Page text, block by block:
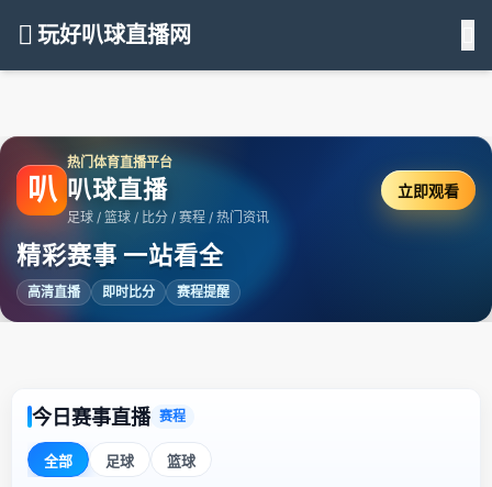
玩好叭球直播网
叭
热门体育直播平台
叭球直播
足球 / 篮球 / 比分 / 赛程 / 热门资讯
精彩赛事 一站看全
高清直播 即时比分 赛程提醒
立即观看